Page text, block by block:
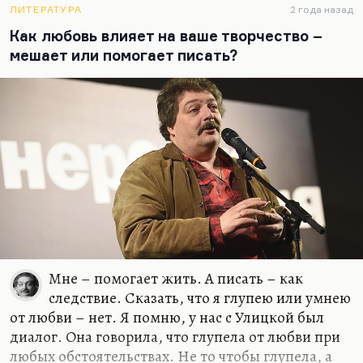
полубредовые, но, может быть, гениальные
озарения:
Мы делаем чаши, но чаши не цель;
Учил же нас Кроули, тот, что Алистер,
Что вся наша жизнь – бесконечная щель,
В которую чаша должна провалиться.
Откуда это? Но рифма очень хорошая, забавно.
Вообще, стихи, как учил нас Лосев, лучше всего
сочиняются в первый…
ЛИТЕРАТУРА 2 года назад
Как любовь влияет на ваше творчество –
мешает или помогает писать?
Мне – помогает жить. А писать – как
следствие. Сказать, что я глупею или умнею
от любви – нет. Я помню, у нас с Улицкой был
диалог. Она говорила, что глупела от любви при
любых обстоятельствах. Не то чтобы глупела, а